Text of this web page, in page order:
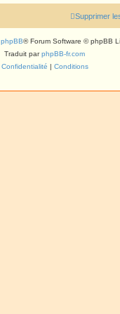
Supprimer
phpBB® Forum Software © phpBB
Traduit parphpBB-fr.com
Confidentialité | Conditions